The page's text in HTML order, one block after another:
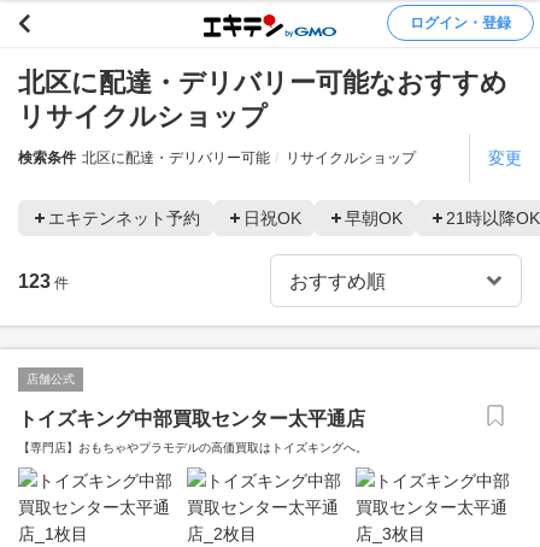
ログイン・登録
北区に配達・デリバリー可能なおすすめ
リサイクルショップ
検索条件 北区に配達・デリバリー可能 リサイクルショップ 変更
エキテンネット予約 日祝OK 早朝OK 21時以降OK
123 件
店舗公式
トイズキング中部買取センター太平通店
【専門店】おもちゃやプラモデルの高価買取はトイズキングへ。‎